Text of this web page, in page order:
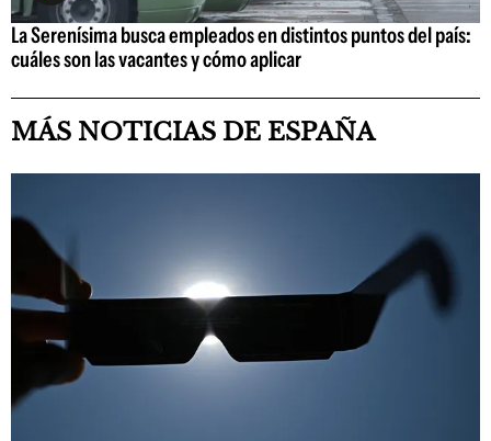
La Serenísima busca empleados en distintos puntos del país:
cuáles son las vacantes y cómo aplicar
MÁS NOTICIAS DE ESPAÑA